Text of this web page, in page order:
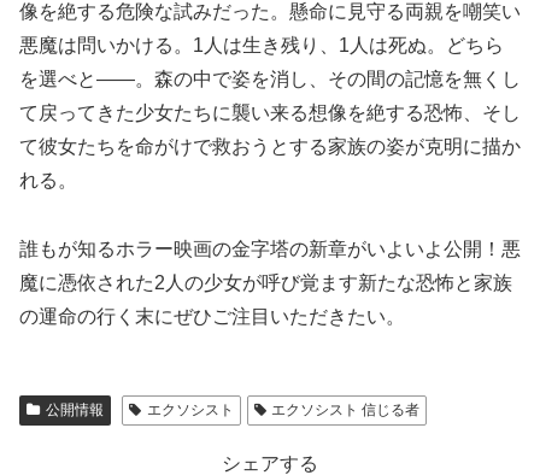
像を絶する危険な試みだった。懸命に見守る両親を嘲笑い
悪魔は問いかける。1人は生き残り、1人は死ぬ。どちら
を選べと――。森の中で姿を消し、その間の記憶を無くし
て戻ってきた少女たちに襲い来る想像を絶する恐怖、そし
て彼女たちを命がけで救おうとする家族の姿が克明に描か
れる。
誰もが知るホラー映画の金字塔の新章がいよいよ公開！悪
魔に憑依された2人の少女が呼び覚ます新たな恐怖と家族
の運命の行く末にぜひご注目いただきたい。
公開情報 エクソシスト エクソシスト 信じる者
シェアする